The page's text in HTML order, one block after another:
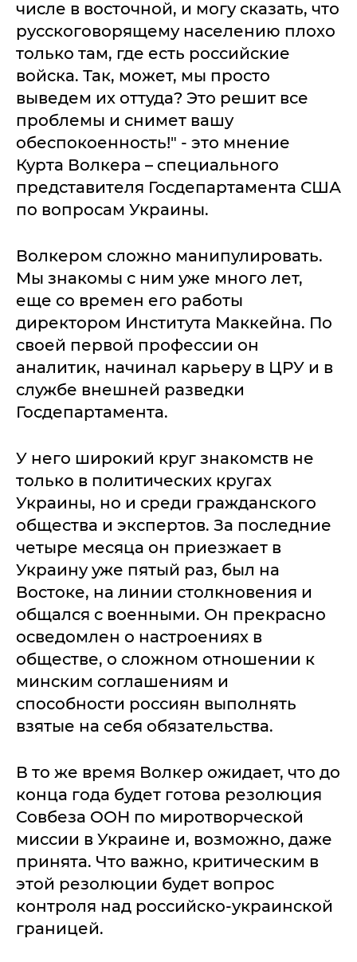
числе в восточной, и могу сказать, что
русскоговорящему населению плохо
только там, где есть российские
войска. Так, может, мы просто
выведем их оттуда? Это решит все
проблемы и снимет вашу
обеспокоенность!" - это мнение
Курта Волкера – специального
представителя Госдепартамента США
по вопросам Украины.
Волкером сложно манипулировать.
Мы знакомы с ним уже много лет,
еще со времен его работы
директором Института Маккейна. По
своей первой профессии он
аналитик, начинал карьеру в ЦРУ и в
службе внешней разведки
Госдепартамента.
У него широкий круг знакомств не
только в политических кругах
Украины, но и среди гражданского
общества и экспертов. За последние
четыре месяца он приезжает в
Украину уже пятый раз, был на
Востоке, на линии столкновения и
общался с военными. Он прекрасно
осведомлен о настроениях в
обществе, о сложном отношении к
минским соглашениям и
способности россиян выполнять
взятые на себя обязательства.
В то же время Волкер ожидает, что до
конца года будет готова резолюция
Совбеза ООН по миротворческой
миссии в Украине и, возможно, даже
принята. Что важно, критическим в
этой резолюции будет вопрос
контроля над российско-украинской
границей.